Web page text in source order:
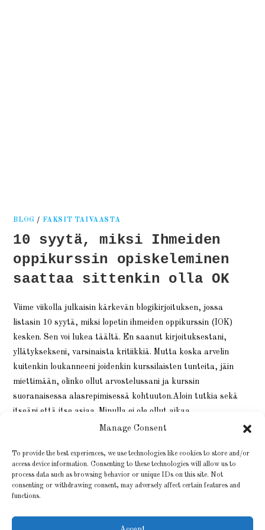
Manage Consent
To provide the best experiences, we use technologies like cookies to store and/or
access device information. Consenting to these technologies will allow us to
process data such as browsing behavior or unique IDs on this site. Not
consenting or withdrawing consent, may adversely affect certain features and
functions.
BLOG / FAKSIT TAIVAASTA
10 syytä, miksi Ihmeiden
oppikurssin opiskeleminen
saattaa sittenkin olla OK
Viime viikolla julkaisin kärkevän blogikirjoituksen, jossa
listasin 10 syytä, miksi lopetin ihmeiden oppikurssin (IOK)
kesken. Sen voi lukea täältä. En saanut kirjoituksestani,
yllätyksekseni, varsinaista kritiikkiä. Mutta koska arvelin
kuitenkin loukanneeni joidenkin kurssilaisten tunteita, jäin
miettimään, olinko ollut arvostelussani ja kurssin
suoranaisessa alasrepimisessä kohtuuton.Aloin tutkia sekä
itseäni että itse asiaa. Minulla ei ole ollut aikaa…